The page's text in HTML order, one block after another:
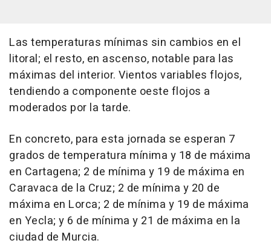
Las temperaturas mínimas sin cambios en el
litoral; el resto, en ascenso, notable para las
máximas del interior. Vientos variables flojos,
tendiendo a componente oeste flojos a
moderados por la tarde.
En concreto, para esta jornada se esperan 7
grados de temperatura mínima y 18 de máxima
en Cartagena; 2 de mínima y 19 de máxima en
Caravaca de la Cruz; 2 de mínima y 20 de
máxima en Lorca; 2 de mínima y 19 de máxima
en Yecla; y 6 de mínima y 21 de máxima en la
ciudad de Murcia.